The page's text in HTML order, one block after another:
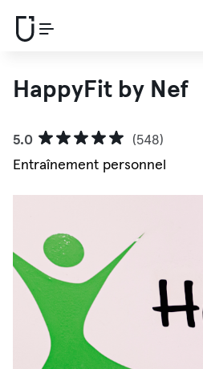
HappyFit by Nef
5.0
(548)
Entraînement personnel